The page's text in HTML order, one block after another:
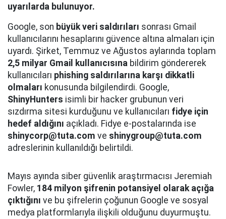
uyarılarda bulunuyor.
Google, son büyük veri saldırıları sonrası Gmail
kullanıcılarını hesaplarını güvence altına almaları için
uyardı. Şirket, Temmuz ve Ağustos aylarında toplam
2,5 milyar Gmail kullanıcısına bildirim göndererek
kullanıcıları phishing saldırılarına karşı dikkatli
olmaları konusunda bilgilendirdi. Google,
ShinyHunters isimli bir hacker grubunun veri
sızdırma sitesi kurduğunu ve kullanıcıları fidye için
hedef aldığını açıkladı. Fidye e-postalarında ise
shinycorp@tuta.com ve shinygroup@tuta.com
adreslerinin kullanıldığı belirtildi.
Mayıs ayında siber güvenlik araştırmacısı Jeremiah
Fowler, 184 milyon şifrenin potansiyel olarak açığa
çıktığını ve bu şifrelerin çoğunun Google ve sosyal
medya platformlarıyla ilişkili olduğunu duyurmuştu.